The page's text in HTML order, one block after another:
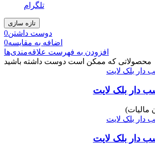
تلگرام
دوست داشتن0
اضافه به مقایسه0
افزودن به فهرست علاقه‌مندی‌ها
محصولاتی که ممکن است دوست داشته باشید
دار بلک لایت
مالیات)
دار بلک لایت